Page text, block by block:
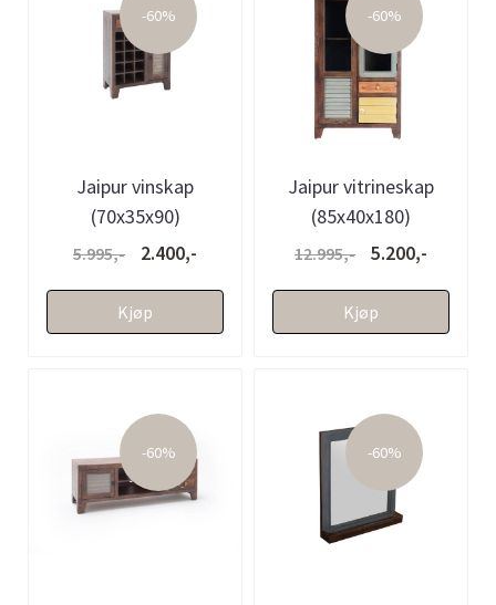
-60%
Jaipur vinskap
(70x35x90)
5.995,- 2.400,-
Kjøp
-60%
Jaipur vitrineskap
(85x40x180)
12.995,- 5.200,-
Kjøp
-60% -60%